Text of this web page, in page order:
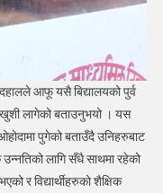
आफू यसै बिद्यालयको पुर्व
खुशी लागेको बताउनुभयो । यस
ओहोदामा पुगेको बताउँदै उनिहरुबाट
लागि सँधै साथमा रहेको
र विद्यार्थीहरुको शैक्षिक